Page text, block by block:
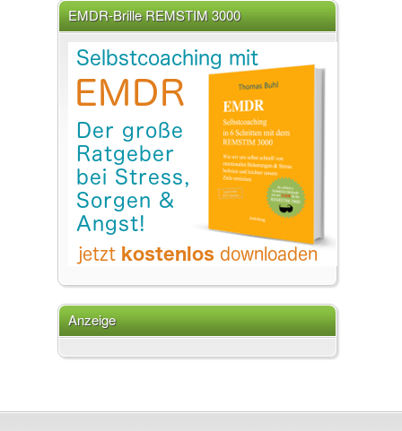
EMDR-Brille REMSTIM 3000
Anzeige